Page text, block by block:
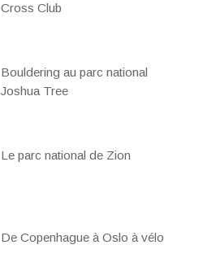
Cross Club
Bouldering au parc national
Joshua Tree
Le parc national de Zion
De Copenhague à Oslo à vélo